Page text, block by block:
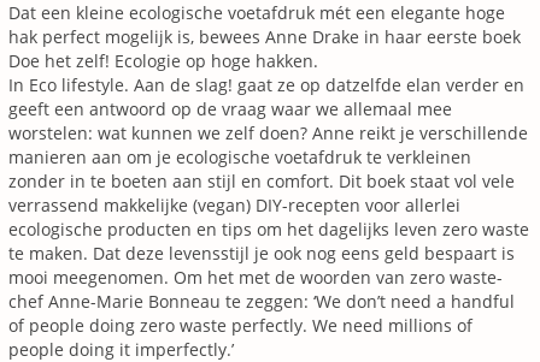
Dat een kleine ecologische voetafdruk mét een elegante hoge
hak perfect mogelijk is, bewees Anne Drake in haar eerste boek
Doe het zelf! Ecologie op hoge hakken.
In Eco lifestyle. Aan de slag! gaat ze op datzelfde elan verder en
geeft een antwoord op de vraag waar we allemaal mee
worstelen: wat kunnen we zelf doen? Anne reikt je verschillende
manieren aan om je ecologische voetafdruk te verkleinen
zonder in te boeten aan stijl en comfort. Dit boek staat vol vele
verrassend makkelijke (vegan) DIY-recepten voor allerlei
ecologische producten en tips om het dagelijks leven zero waste
te maken. Dat deze levensstijl je ook nog eens geld bespaart is
mooi meegenomen. Om het met de woorden van zero waste-
chef Anne-Marie Bonneau te zeggen: ‘We don’t need a handful
of people doing zero waste perfectly. We need millions of
people doing it imperfectly.’